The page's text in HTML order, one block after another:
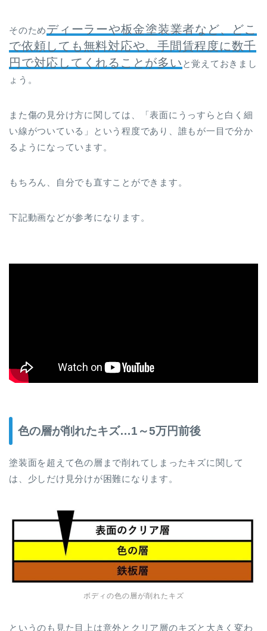
そのためディーラーや板金塗装業者など、どこ
で依頼しても無料対応や、手間賃程度に数千
円で対応してくれることが多い と覚えておきまし
ょう。
また傷の見分け方に関しては、「表面にうっすらと白く細
い線がついている」という程度であり、誰もが一目で分か
るようになっています。
もちろん、自分でも直すことができます。
下記動画などが参考になります。
色の層が削れたキズ…1～5万円前後
塗装面を超えて色の層まで削れてしまったキズに関して
は、少しだけ見分けが困難になります。
ボディの色の層が削れたキズ
というのも見た目上は意外とクリア層のキズと大きく変わ